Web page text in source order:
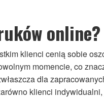
online?
klienci cenią sobie
momencie, co
dla
klienci